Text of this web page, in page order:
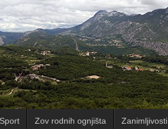
Sport Zov rodnih ognjišta Zanimljivosti